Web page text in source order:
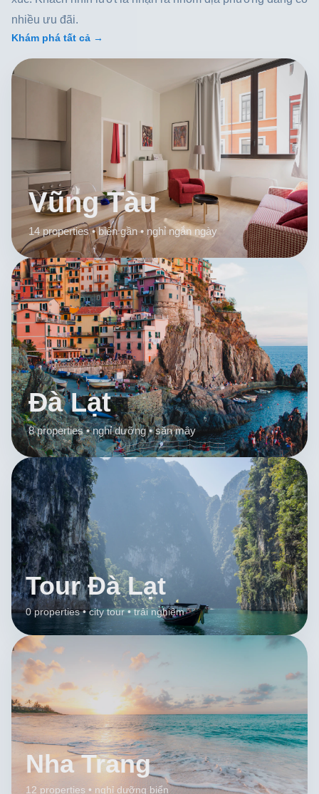
nhiều ưu đãi.
Khám phá tất cả →
Vũng Tàu
14 properties • biển gần • nghỉ ngắn ngày
Đà Lạt
8 properties • nghỉ dưỡng • săn mây
Tour Đà Lạt
0 properties • city tour • trải nghiệm
Nha Trang
12 properties • nghỉ dưỡng biển